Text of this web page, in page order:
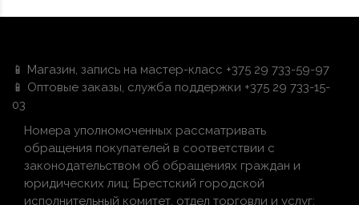
📱 Магазин, запись на мастер-класс +375 29 733-59-97
📱 Оптовые заказы, служба поддержки +375 29 733-15-
03
Номера уполномоченных рассматривать
обращения покупателей в соответствии с
законодательством об обращениях граждан и
юридических лиц: Брестский городской
исполнительный комитет, отдел торговли и услуг: